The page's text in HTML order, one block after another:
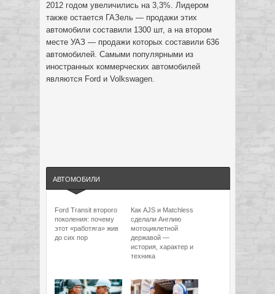
2012 годом увеличились на 3,3%. Лидером
также остается ГАЗель — продажи этих
автомобили составили 1300 шт, а на втором
месте УАЗ — продажи которых составили 636
автомобилей. Самыми популярными из
иностранных коммерческих автомобилей
являются Ford и Volkswagen.
АВТОМОБИЛИ
Ford Transit второго
поколения: почему
этот «работяга» жив
до сих пор
Как AJS и Matchless
сделали Англию
мотоциклетной
державой —
история, характер и
техника